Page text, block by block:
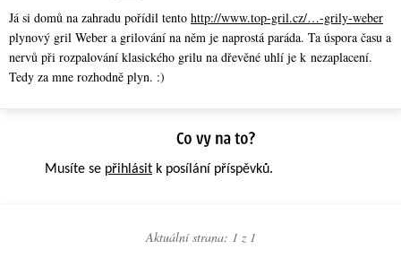
Já si domů na zahradu pořídil tento http://www.top-gril.cz/…-grily-weber
plynový gril Weber a grilování na něm je naprostá paráda. Ta úspora času a
nervů při rozpalování klasického grilu na dřevěné uhlí je k nezaplacení.
Tedy za mne rozhodně plyn. :)
Musíte se přihlásit k posílání příspěvků.
Aktuální strana: 1 z 1